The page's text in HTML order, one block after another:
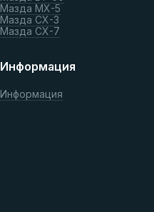
Мазда МХ-5
Мазда СХ-3
Мазда СХ-7
Информация
Информация